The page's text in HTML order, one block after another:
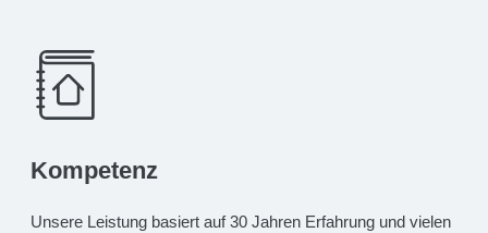
Kompetenz
Unsere Leistung basiert auf 30 Jahren Erfahrung und vielen